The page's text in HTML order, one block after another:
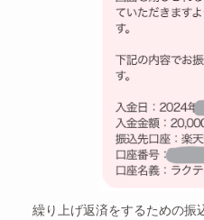
繰り上げ返済をするための振